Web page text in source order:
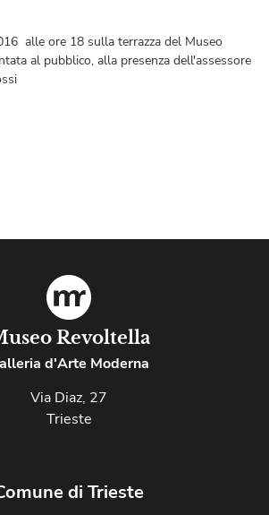
alle ore 18 sulla terrazza del Museo
al pubblico, alla presenza dell'assessore
Revoltella
d'Arte Moderna
Via Diaz, 27
Trieste
di Trieste